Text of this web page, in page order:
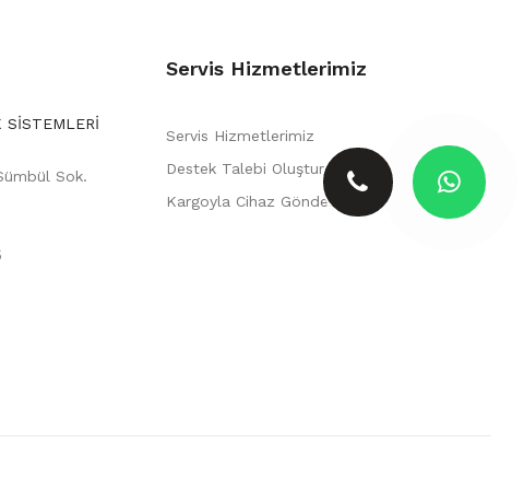
SİSTEMLERİ
Sok.
Servis Hizmetlerimiz
Servis Hizmetlerimiz
Destek Talebi Oluştur
Kargoyla Cihaz Gönderimi